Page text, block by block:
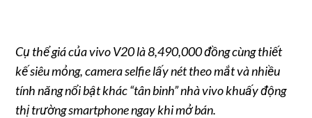
Cụ thể giá của vivo V20 là 8,490,000 đồng cùng thiết
kế siêu mỏng, camera selfie lấy nét theo mắt và nhiều
tính năng nổi bật khác “tân binh” nhà vivo khuấy động
thị trường smartphone ngay khi mở bán.